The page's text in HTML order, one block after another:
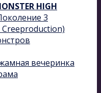
HIGH
3
вечеринка